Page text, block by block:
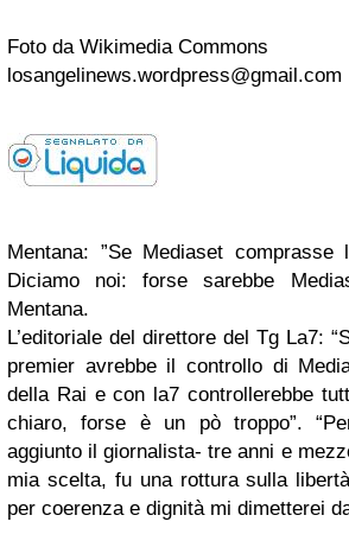
Foto da Wikimedia Commons
losangelinews.wordpress@gmail.com
Mentana: ”Se Mediaset comprasse
Diciamo noi: forse sarebbe
Mentana.
L’editoriale del direttore del Tg La7:
premier avrebbe il controllo di
della Rai e con la7 controllerebbe
chiaro, forse è un pò troppo”.
aggiunto il giornalista- tre anni e
mia scelta, fu una rottura sulla
per coerenza e dignità mi dimetterei